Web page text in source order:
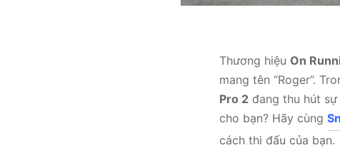
Thương hiệu On
mang tên “Roger”.
Pro 2 đang thu hút
cho bạn? Hãy cùng
cách thi đấu của bạn.